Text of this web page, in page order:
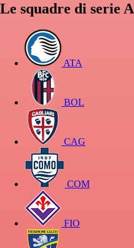
Le squadre di serie A
ATA
BOL
CAG
COM
FIO